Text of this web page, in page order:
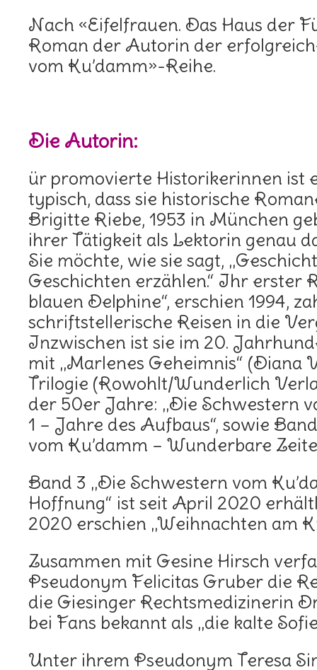
Nach «Eifelfrauen. Das Haus der
Roman der Autorin der
vom Ku’damm»-Reihe.
Die Autorin:
ür promovierte Historikerinnen ist
typisch, dass sie historische
Brigitte Riebe, 1953 in München
ihrer Tätigkeit als Lektorin genau
Sie möchte, wie sie sagt,
Geschichten erzählen.“ Ihr erster
blauen Delphine“, erschien 1994,
schriftstellerische Reisen in die
Inzwischen ist sie im 20.
mit „Marlenes Geheimnis“ (Diana
Trilogie (Rowohlt/Wunderlich
der 50er Jahre: „Die Schwestern
1 – Jahre des Aufbaus“, sowie
vom Ku’damm – Wunderbare
Band 3 „Die Schwestern vom
Hoffnung“ ist seit April 2020
2020 erschien „Weihnachten am
Zusammen mit Gesine Hirsch
Pseudonym Felicitas Gruber die
die Giesinger Rechtsmedizinerin
bei Fans bekannt als „die kalte
Unter ihrem Pseudonym Teresa